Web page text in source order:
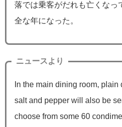
落では乗客がだれも亡くなっ
全な年になった。
ニュースより
In the main dining room,
salt and pepper will also be
choose from some 60